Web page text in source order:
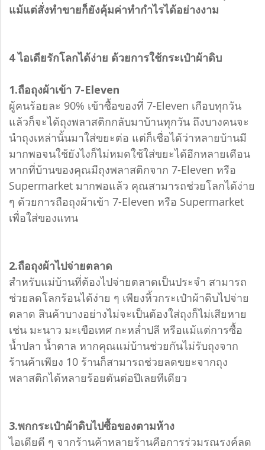
แม้แต่สั่งทำขายก็ยังคุ้มค่าทำกำไรได้อย่างงาม
4 ไอเดียรักโลกได้ง่าย ด้วยการใช้กระเป๋าผ้าดิบ
1.ถือถุงผ้าเข้า 7-Eleven
ผู้คนร้อยละ 90% เข้าซื้อของที่ 7-Eleven เกือบทุกวัน
แล้วก็จะได้ถุงพลาสติกกลับมาบ้านทุกวัน ถึงบางคนจะ
นำถุงเหล่านั้นมาใส่ขยะต่อ แต่ก็เชื่อได้ว่าหลายบ้านมี
มากพอจนใช้ยังไงก็ไม่หมดใช้ใส่ขยะได้อีกหลายเดือน
หากที่บ้านของคุณมีถุงพลาสติกจาก 7-Eleven หรือ
Supermarket มากพอแล้ว คุณสามารถช่วยโลกได้ง่าย
ๆ ด้วยการถือถุงผ้าเข้า 7-Eleven หรือ Supermarket
เพื่อใส่ของแทน
2.ถือถุงผ้าไปจ่ายตลาด
สำหรับแม่บ้านที่ต้องไปจ่ายตลาดเป็นประจำ สามารถ
ช่วยลดโลกร้อนได้ง่าย ๆ เพียงหิ้วกระเป๋าผ้าดิบไปจ่าย
ตลาด สินค้าบางอย่างไม่จะเป็นต้องใส่ถุงก็ไม่เสียหาย
เช่น มะนาว มะเขือเทศ กะหล่ำปลี หรือแม้แต่การซื้อ
น้ำปลา น้ำตาล หากคุณแม่บ้านช่วยกันไม่รับถุงจาก
ร้านค้าเพียง 10 ร้านก็สามารถช่วยลดขยะจากถุง
พลาสติกได้หลายร้อยตันต่อปีเลยทีเดียว
3.พกกระเป๋าผ้าดิบไปซื้อของตามห้าง
ไอเดียดี ๆ จากร้านค้าหลายร้านคือการร่วมรณรงค์ลด